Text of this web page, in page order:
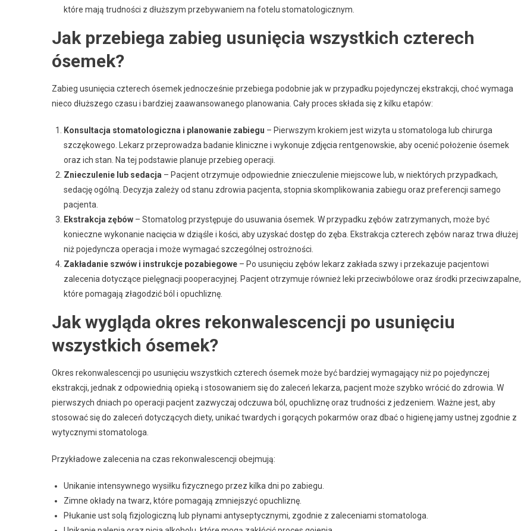
które mają trudności z dłuższym przebywaniem na fotelu stomatologicznym.
Jak przebiega zabieg usunięcia wszystkich czterech
ósemek?
Zabieg usunięcia czterech ósemek jednocześnie przebiega podobnie jak w przypadku pojedynczej ekstrakcji, choć wymaga
nieco dłuższego czasu i bardziej zaawansowanego planowania. Cały proces składa się z kilku etapów:
Konsultacja stomatologiczna i planowanie zabiegu – Pierwszym krokiem jest wizyta u stomatologa lub chirurga
szczękowego. Lekarz przeprowadza badanie kliniczne i wykonuje zdjęcia rentgenowskie, aby ocenić położenie ósemek
oraz ich stan. Na tej podstawie planuje przebieg operacji.
Znieczulenie lub sedacja – Pacjent otrzymuje odpowiednie znieczulenie miejscowe lub, w niektórych przypadkach,
sedację ogólną. Decyzja zależy od stanu zdrowia pacjenta, stopnia skomplikowania zabiegu oraz preferencji samego
pacjenta.
Ekstrakcja zębów – Stomatolog przystępuje do usuwania ósemek. W przypadku zębów zatrzymanych, może być
konieczne wykonanie nacięcia w dziąśle i kości, aby uzyskać dostęp do zęba. Ekstrakcja czterech zębów naraz trwa dłużej
niż pojedyncza operacja i może wymagać szczególnej ostrożności.
Zakładanie szwów i instrukcje pozabiegowe – Po usunięciu zębów lekarz zakłada szwy i przekazuje pacjentowi
zalecenia dotyczące pielęgnacji pooperacyjnej. Pacjent otrzymuje również leki przeciwbólowe oraz środki przeciwzapalne,
które pomagają złagodzić ból i opuchliznę.
Jak wygląda okres rekonwalescencji po usunięciu
wszystkich ósemek?
Okres rekonwalescencji po usunięciu wszystkich czterech ósemek może być bardziej wymagający niż po pojedynczej
ekstrakcji, jednak z odpowiednią opieką i stosowaniem się do zaleceń lekarza, pacjent może szybko wrócić do zdrowia. W
pierwszych dniach po operacji pacjent zazwyczaj odczuwa ból, opuchliznę oraz trudności z jedzeniem. Ważne jest, aby
stosować się do zaleceń dotyczących diety, unikać twardych i gorących pokarmów oraz dbać o higienę jamy ustnej zgodnie z
wytycznymi stomatologa.
Przykładowe zalecenia na czas rekonwalescencji obejmują:
Unikanie intensywnego wysiłku fizycznego przez kilka dni po zabiegu.
Zimne okłady na twarz, które pomagają zmniejszyć opuchliznę.
Płukanie ust solą fizjologiczną lub płynami antyseptycznymi, zgodnie z zaleceniami stomatologa.